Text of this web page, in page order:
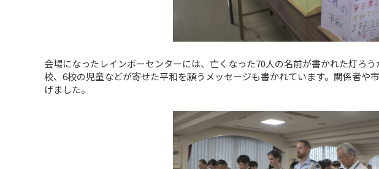
会場になったレインボーセンターには、亡くなった70人の名前が書かれた灯ろ
校、6校の児童などが寄せた平和を願うメッセージも書かれています。関係者や
げました。